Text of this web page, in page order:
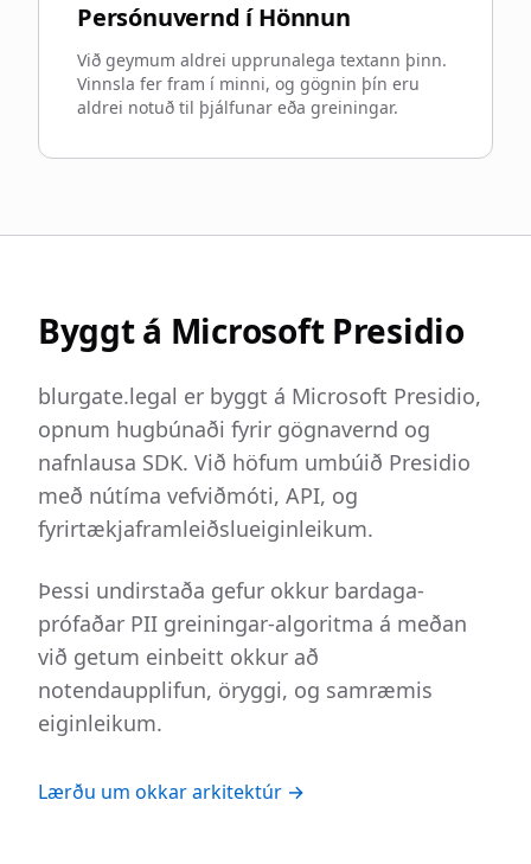
Persónuvernd í Hönnun
Við geymum aldrei upprunalega textann þinn.
Vinnsla fer fram í minni, og gögnin þín eru
aldrei notuð til þjálfunar eða greiningar.
Byggt á Microsoft Presidio
blurgate.legal er byggt á Microsoft Presidio,
opnum hugbúnaði fyrir gögnavernd og
nafnlausa SDK. Við höfum umbúið Presidio
með nútíma vefviðmóti, API, og
fyrirtækjaframleiðslueiginleikum.
Þessi undirstaða gefur okkur bardaga-
prófaðar PII greiningar-algoritma á meðan
við getum einbeitt okkur að
notendaupplifun, öryggi, og samræmis
eiginleikum.
Lærðu um okkar arkitektúr →